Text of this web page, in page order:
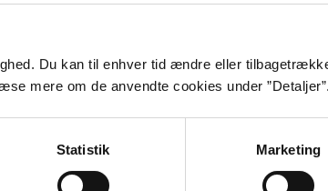
Du kan til enhver tid ændre eller
mere om de anvendte cookies under ”Detaljer”.
Statistik Marketing